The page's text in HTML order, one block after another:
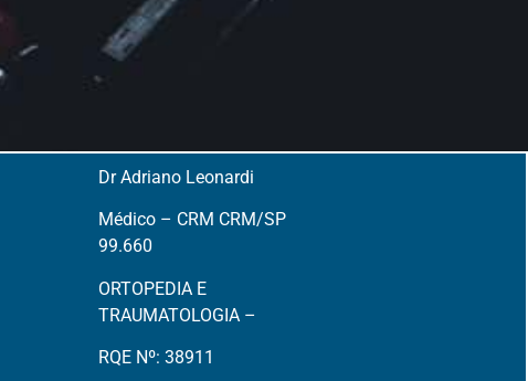
Dr Adriano Leonardi
Médico – CRM CRM/SP
99.660
ORTOPEDIA E
TRAUMATOLOGIA –
RQE Nº: 38911